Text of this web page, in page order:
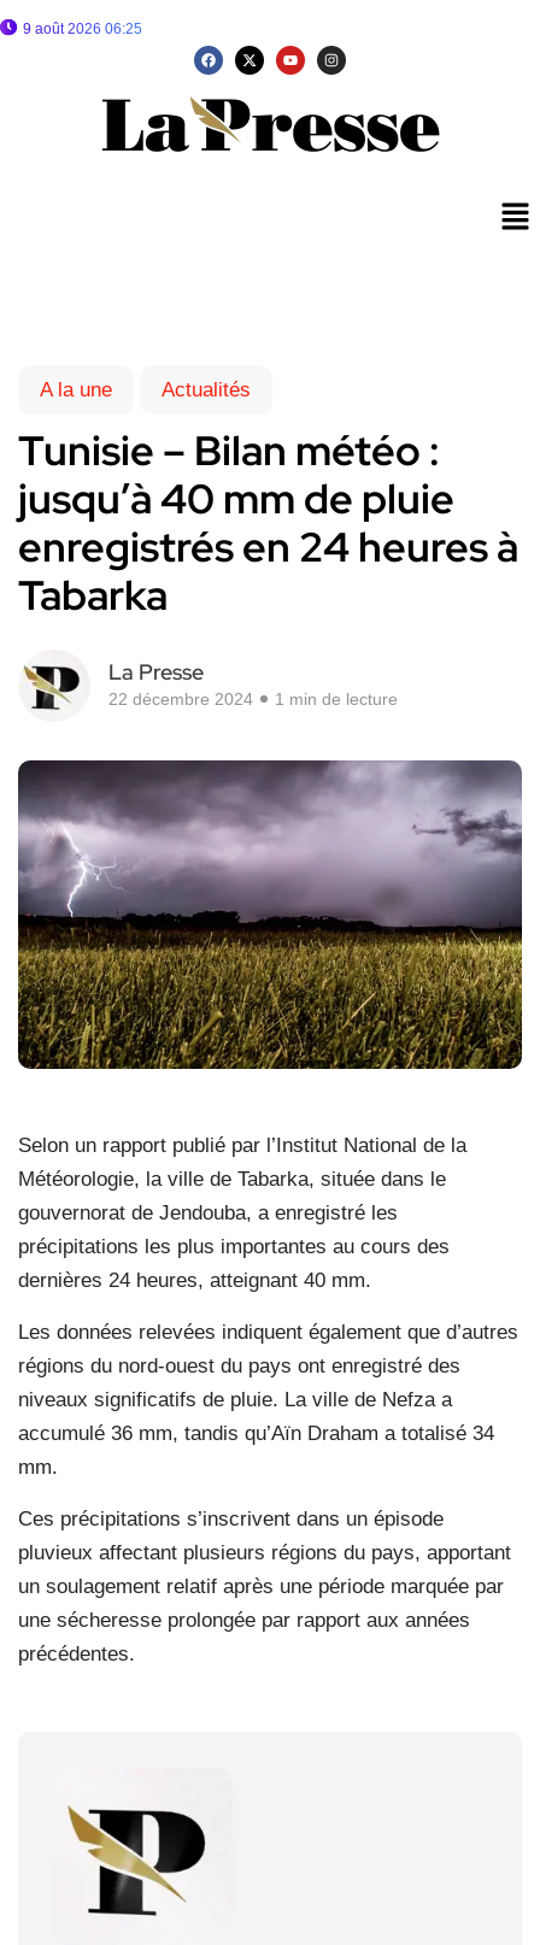
9 août 2026 06:25
A la une Actualités
Tunisie – Bilan météo :
jusqu’à 40 mm de pluie
enregistrés en 24 heures à
Tabarka
La Presse
22 décembre 2024 1 min de lecture
Selon un rapport publié par l’Institut National de la
Météorologie, la ville de Tabarka, située dans le
gouvernorat de Jendouba, a enregistré les
précipitations les plus importantes au cours des
dernières 24 heures, atteignant 40 mm.
Les données relevées indiquent également que d’autres
régions du nord-ouest du pays ont enregistré des
niveaux significatifs de pluie. La ville de Nefza a
accumulé 36 mm, tandis qu’Aïn Draham a totalisé 34
mm.
Ces précipitations s’inscrivent dans un épisode
pluvieux affectant plusieurs régions du pays, apportant
un soulagement relatif après une période marquée par
une sécheresse prolongée par rapport aux années
précédentes.